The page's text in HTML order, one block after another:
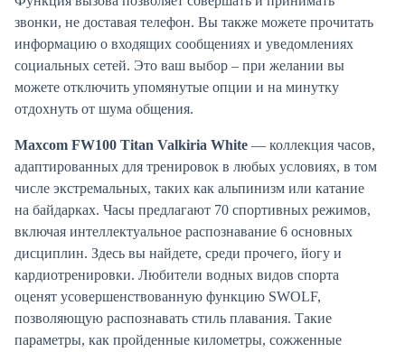
звонки, не доставая телефон. Вы также можете прочитать
информацию о входящих сообщениях и уведомлениях
социальных сетей. Это ваш выбор – при желании вы
можете отключить упомянутые опции и на минутку
отдохнуть от шума общения.
Maxcom FW100 Titan Valkiria White — коллекция часов,
адаптированных для тренировок в любых условиях, в том
числе экстремальных, таких как альпинизм или катание
на байдарках. Часы предлагают 70 спортивных режимов,
включая интеллектуальное распознавание 6 основных
дисциплин. Здесь вы найдете, среди прочего, йогу и
кардиотренировки. Любители водных видов спорта
оценят усовершенствованную функцию SWOLF,
позволяющую распознавать стиль плавания. Такие
параметры, как пройденные километры, сожженные